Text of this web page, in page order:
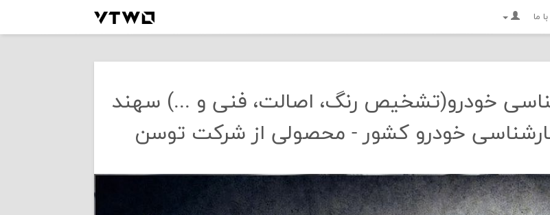
ما
خودرو(تشخیص رنگ، اصالت، فنی و ...) سهند